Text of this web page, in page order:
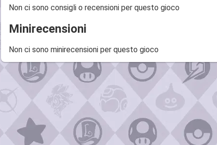
Non ci sono consigli o recensioni per questo gioco
Minirecensioni
Non ci sono minirecensioni per questo gioco